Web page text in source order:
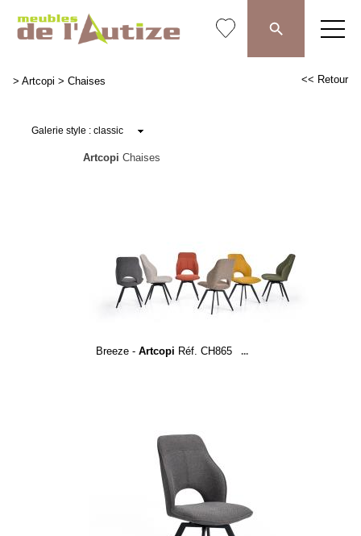
> Artcopi > Chaises << Retour
Artcopi Chaises
Breeze - Artcopi Réf. CH865 ...